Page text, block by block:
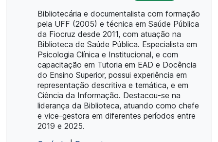
Bibliotecária e documentalista com formação
pela UFF (2005) e técnica em Saúde Pública
da Fiocruz desde 2011, com atuação na
Biblioteca de Saúde Pública. Especialista em
Psicologia Clínica e Institucional, e com
capacitação em Tutoria em EAD e Docência
do Ensino Superior, possui experiência em
representação descritiva e temática, e em
Ciência da Informação. Destacou-se na
liderança da Biblioteca, atuando como chefe
e vice-gestora em diferentes períodos entre
2019 e 2025.